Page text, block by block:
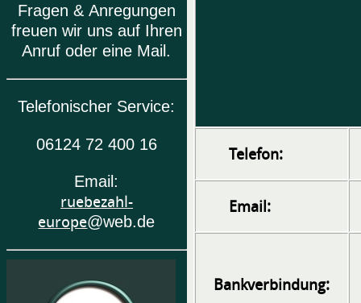
Fragen & Anregungen
freuen wir uns auf Ihren
Anruf oder eine Mail.
Telefonischer Service:
06124 72 400 16
Email:
ruebezahl-
europe@web.de
Telefon:
Email:
Bankverbindung: